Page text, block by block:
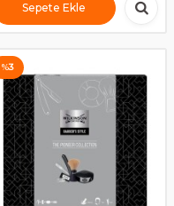
Sepete Ekle
%3